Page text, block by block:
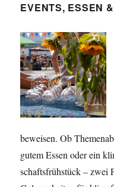
EVENTS, ESSEN
beweisen. Ob
gutem Essen oder ein
schafts­frühstück – zwei